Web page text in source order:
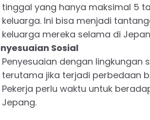
tinggal yang hanya maksimal 5
keluarga. Ini bisa menjadi
keluarga mereka selama di
Sosial
Penyesuaian dengan
terutama jika terjadi perbedaan
Pekerja perlu waktu untuk
Jepang.